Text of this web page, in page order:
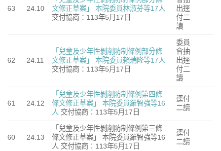
63 24.10
文修正草案」
本院委員林淑芬等17人
交付協商：113年5月17日
出逕
付二
讀
62 24.11
「兒童及少年性剝削防制條例部分條
文修正草案」
本院委員賴瑞隆等17人
交付協商：113年5月17日
委員
會抽
出逕
付二
讀
61 24.12
「兒童及少年性剝削防制條例第四條
條文修正草案」
本院委員羅智強等16
人 交付協商：113年5月17日
逕付
二讀
60 24.13
「兒童及少年性剝削防制條例第三條
條文修正草案」 本院委員羅智強等16
人 交付協商：113年5月17日
逕付
二讀